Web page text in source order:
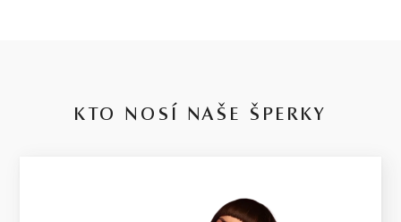
KTO NOSÍ NAŠE ŠPERKY